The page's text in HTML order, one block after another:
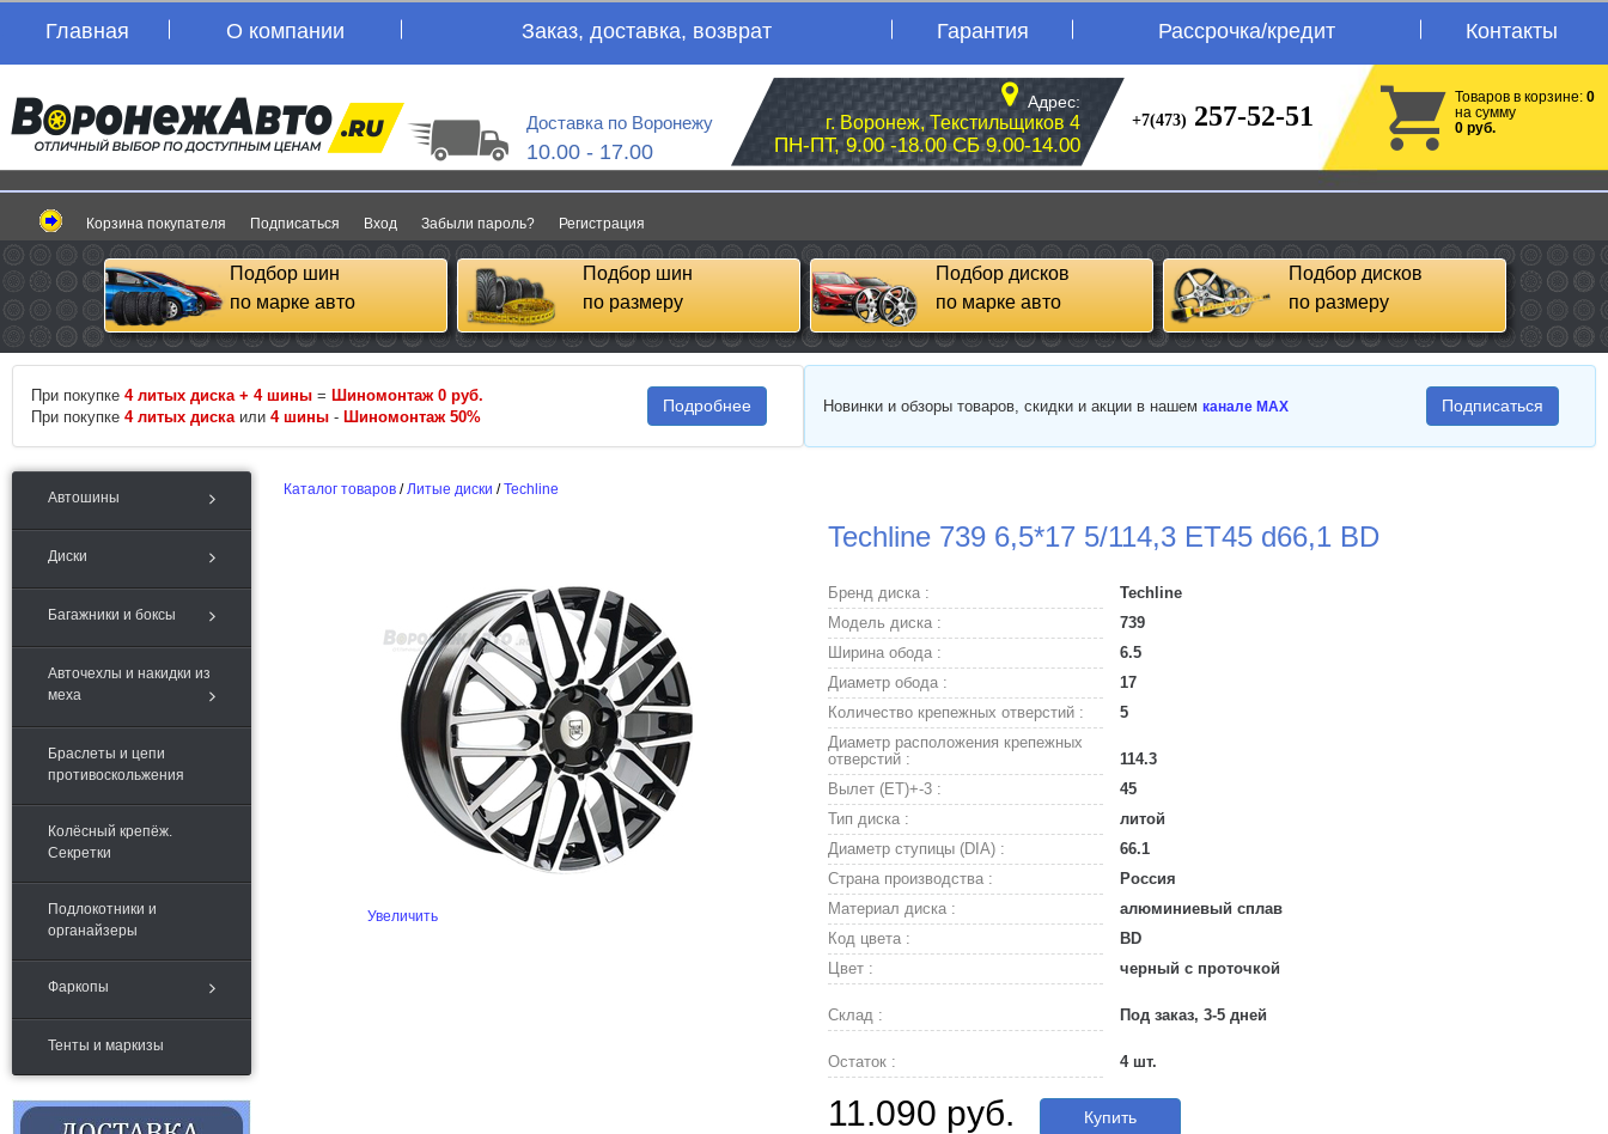
Главная О компании Заказ, доставка, возврат Гарантия Рассрочка/кредит Контакты
Доставка по Воронежу
10.00 - 17.00
Адрес:
г. Воронеж, Текстильщиков 4
ПН-ПТ, 9.00 -18.00 СБ 9.00-14.00
+7(473) 257-52-51
Товаров в корзине: 0
на сумму
0 руб.
Корзина покупателя Подписаться Вход Забыли пароль? Регистрация
Подбор шин
по марке авто
Подбор шин
по размеру
Подбор дисков
по марке авто
Подбор дисков
по размеру
При покупке 4 литых диска + 4 шины = Шиномонтаж 0 руб.
При покупке 4 литых диска или 4 шины - Шиномонтаж 50%
Подробнее Новинки и обзоры товаров, скидки и акции в нашем канале MAX Подписаться
Автошины
Диски
Багажники и боксы
Авточехлы и накидки из
меха
Браслеты и цепи
противоскольжения
Колёсный крепёж.
Секретки
Подлокотники и
органайзеры
Фаркопы
Тенты и маркизы
Каталог товаров /Литые диски /Techline
Techline 739 6,5*17 5/114,3 ET45 d66,1 BD
Увеличить
Бренд диска :
Techline
Модель диска :
739
Ширина обода :
6.5
Диаметр обода :
17
Количество крепежных отверстий :
5
Диаметр расположения крепежных
отверстий :
114.3
Вылет (ET)+-3 :
45
Тип диска :
литой
Диаметр ступицы (DIA) :
66.1
Страна производства :
Россия
Материал диска :
алюминиевый сплав
Код цвета :
BD
Цвет :
черный с проточкой
Склад : Под заказ, 3-5 дней
Остаток : 4 шт.
11.090 руб. Купить